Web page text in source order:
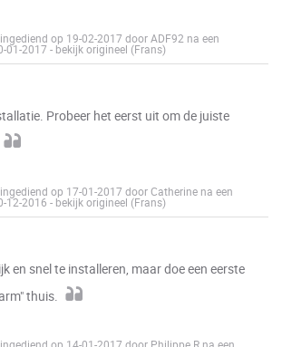
op 19-02-2017 door ADF92 na een
01-2017 - bekijk origineel (Frans)
Probeer het eerst uit om de juiste
op 17-01-2017 door Catherine na een
12-2016 - bekijk origineel (Frans)
en snel te installeren, maar doe een eerste
thuis.